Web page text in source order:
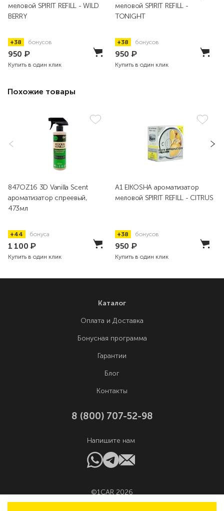
меловой SPIRIT REFILL - WILD
BERRY
+38 бонусов
950 ₽
Купить в один клик
меловой SPIRIT REFILL -
TONIGHT
+38 бонусов
950 ₽
Купить в один клик
Похожие товары
847OZ16 3D Vanilla Scent
ароматизатор спреевый,
473мл
+44 бонуса
1 100₽
Купить в один клик
A1 EIKOSHA ароматизатор
меловой SPIRIT REFILL - CITRUS
+38 бонусов
950 ₽
Купить в один клик
Каталог
Оплата и Доставка
Бонусная программа
Гарантии
Блог
Контакты
8 (800) 707-52-98
Напишите нам
©1CAR 2026